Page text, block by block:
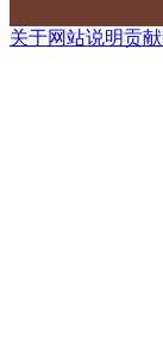
关于网站说明贡献